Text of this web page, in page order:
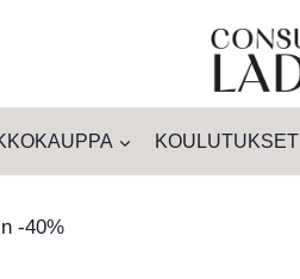
KOULUTUKSET
-40%